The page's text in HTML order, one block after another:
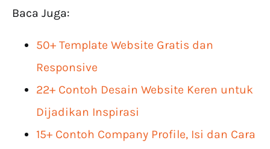
Baca Juga:
50+ Template Website Gratis dan
Responsive
22+ Contoh Desain Website Keren untuk
Dijadikan Inspirasi
15+ Contoh Company Profile, Isi dan Cara